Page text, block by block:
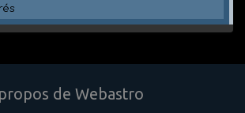
de Webastro